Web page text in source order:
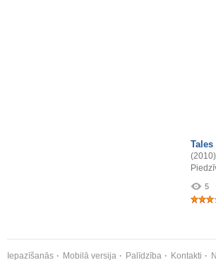
(2010)
5
Iepazīšanās Mobilā versija Palīdzība Kontakti